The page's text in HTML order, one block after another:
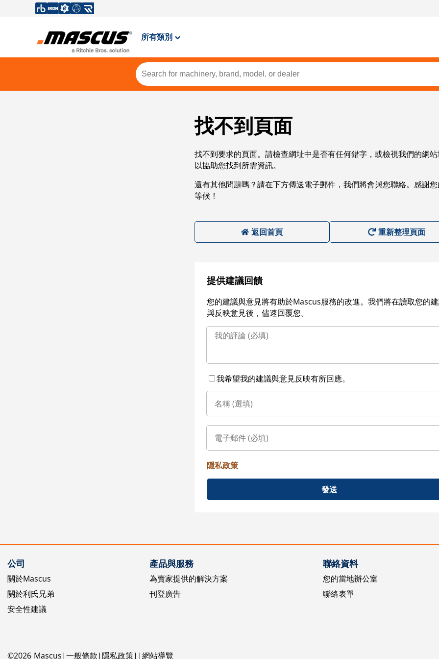
所有類別
找不到頁面
找不到要求的頁面。請檢查網址中是否有任何錯字，或檢視我們的網
以協助您找到所需資訊。
還有其他問題嗎？請在下方傳送電子郵件，我們將會與您聯絡。感謝
等候！
返回首頁 重新整理頁面
提供建議回饋
您的建議與意見將有助於Mascus服務的改進。我們將在讀取您的
與反映意見後，儘速回覆您。
我希望我的建議與意見反映有所回應。
隱私政策
發送
公司
關於Mascus
關於利氏兄弟
安全性建議
產品與服務
為賣家提供的解決方案
刊登廣告
聯絡資料
您的當地辦公室
聯絡表單
©2026 Mascus 一般條款 隱私政策 網站導覽